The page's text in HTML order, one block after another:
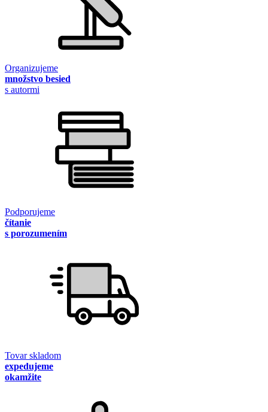
Organizujeme
množstvo besied
s autormi
Podporujeme
čítanie
s porozumením
Tovar skladom
expedujeme
okamžite